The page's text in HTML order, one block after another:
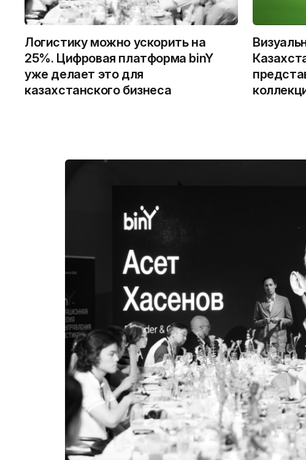
Логистику можно ускорить на
25%. Цифровая платформа binY
уже делает это для
казахстанского бизнеса